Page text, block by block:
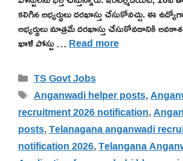
కలిగిన అభ్యర్థులు దరఖాస్తు చేసుకోవచ్చు. ఈ
అభ్యర్థులు మాత్రమే దరఖాస్తు చేసుకోవడానికి
ఖాళీ పోస్టు …Read more
Categories
TS Govt Jobs
Tags
Anganwadi helper posts,
recruitment 2026 notification,
posts,Telanagana anganwadi
notification 2026,Telangana